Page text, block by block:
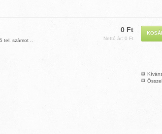
0 Ft
Nettó ár: 0 Ft
tel. számot ..